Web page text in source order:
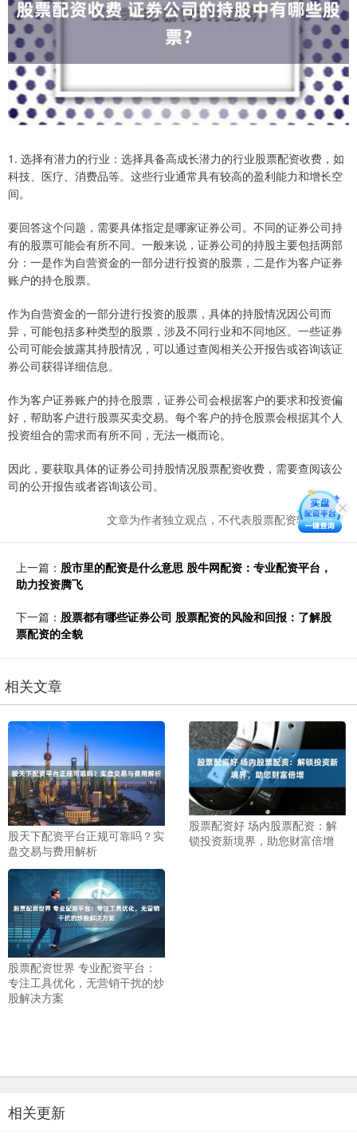
1. 选择有潜力的行业：选择具备高成长潜力的行业股票配资收费，如
科技、医疗、消费品等。这些行业通常具有较高的盈利能力和增长空
间。
要回答这个问题，需要具体指定是哪家证券公司。不同的证券公司持
有的股票可能会有所不同。一般来说，证券公司的持股主要包括两部
分：一是作为自营资金的一部分进行投资的股票，二是作为客户证券
账户的持仓股票。
作为自营资金的一部分进行投资的股票，具体的持股情况因公司而
异，可能包括多种类型的股票，涉及不同行业和不同地区。一些证券
公司可能会披露其持股情况，可以通过查阅相关公开报告或咨询该证
券公司获得详细信息。
作为客户证券账户的持仓股票，证券公司会根据客户的要求和投资偏
好，帮助客户进行股票买卖交易。每个客户的持仓股票会根据其个人
投资组合的需求而有所不同，无法一概而论。
因此，要获取具体的证券公司持股情况股票配资收费，需要查阅该公
司的公开报告或者咨询该公司。
文章为作者独立观点，不代表股票配资软件观点
上一篇： 股市里的配资是什么意思 股牛网配资：专业配资平台，
助力投资腾飞
下一篇： 股票都有哪些证券公司 股票配资的风险和回报：了解股
票配资的全貌
相关文章
股天下配资平台正规可靠吗？实
盘交易与费用解析
股票配资好 场内股票配资：解
锁投资新境界，助您财富倍增
股票配资世界 专业配资平台：
专注工具优化，无营销干扰的炒
股解决方案
相关更新